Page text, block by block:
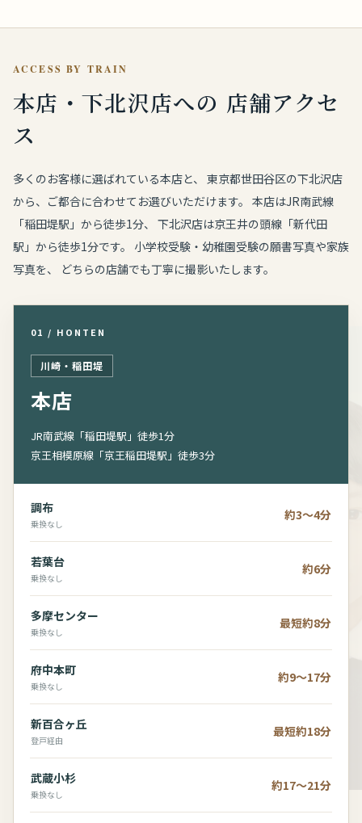
ACCESS BY TRAIN
本店・下北沢店への 店舗アクセ
ス
多くのお客様に選ばれている本店と、 東京都世田谷区の下北沢店
から、ご都合に合わせてお選びいただけます。 本店はJR南武線
「稲田堤駅」から徒歩1分、 下北沢店は京王井の頭線「新代田
駅」から徒歩1分です。 小学校受験・幼稚園受験の願書写真や家族
写真を、 どちらの店舗でも丁寧に撮影いたします。
01 / HONTEN
川崎・稲田堤
本店
JR南武線「稲田堤駅」徒歩1分
京王相模原線「京王稲田堤駅」徒歩3分
調布
乗換なし
約3～4分
若葉台
乗換なし
約6分
多摩センター
乗換なし
最短約8分
府中本町
乗換なし
約9～17分
新百合ヶ丘
登戸経由
最短約18分
武蔵小杉
乗換なし
約17～21分